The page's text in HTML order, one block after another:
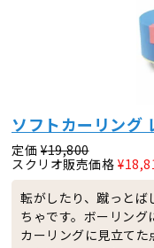
ソフトカーリング
定価 ¥19,800
スクリオ販売価格 ¥
転がしたり、蹴っとば
ちゃです。ボーリング
カーリングに見立て